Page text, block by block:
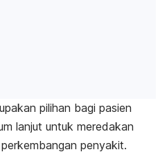
pilihan bagi pasien
lanjut untuk meredakan
penyakit.